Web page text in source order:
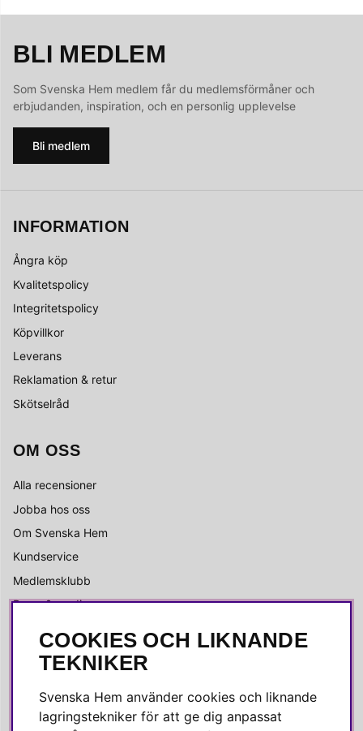
BLI MEDLEM
Som Svenska Hem medlem får du medlemsförmåner och
erbjudanden, inspiration, och en personlig upplevelse
Bli medlem
INFORMATION
Ångra köp
Kvalitetspolicy
Integritetspolicy
Köpvillkor
Leverans
Reklamation & retur
Skötselråd
OM OSS
Alla recensioner
Jobba hos oss
Om Svenska Hem
Kundservice
Medlemsklubb
Press & media
SOCIALA MEDIER
Instagram
COOKIES OCH LIKNANDE
TEKNIKER
Svenska Hem använder cookies och liknande
lagringstekniker för att ge dig anpassat